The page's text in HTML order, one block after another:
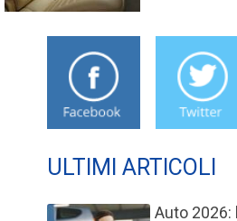
ULTIMI ARTICOLI
Auto 2026: